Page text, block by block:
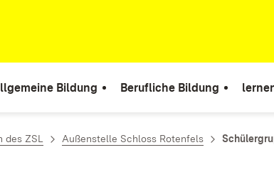
Bildung Berufliche Bildung
des ZSL Außenstelle Schloss Rotenfels